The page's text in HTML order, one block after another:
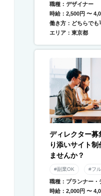
職種：デザイナー
時給：2,500円 〜
働き方：どちらでも
エリア：東京都
ディレクター募
り添いサイト
ませんか？
#副業OK #フ
職種：プランナー・
時給：2,000円 〜